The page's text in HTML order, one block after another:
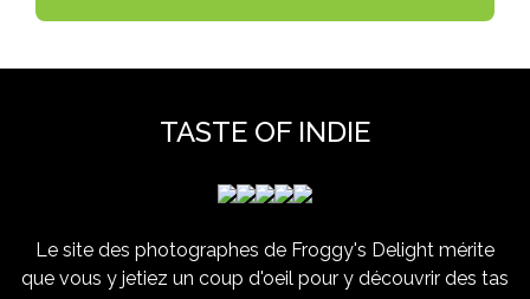
TASTE OF INDIE
Le site des photographes de Froggy's Delight mérite
que vous y jetiez un coup d'oeil pour y découvrir des tas